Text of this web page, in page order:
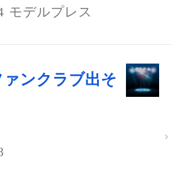
モデルプレス
ァンクラブ出そ